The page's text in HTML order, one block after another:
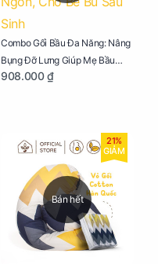
Combo Gối Bầu Đa Năng: Nâng
Bụng Đỡ Lưng Giúp Mẹ Bầu
Ngủ Ngon, Cho Bé Bú Sau Sinh
908.000 ₫
Bán hết
21%
GIẢM